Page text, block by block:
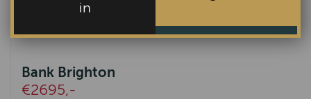
Bank Brighton
€2695,-
in